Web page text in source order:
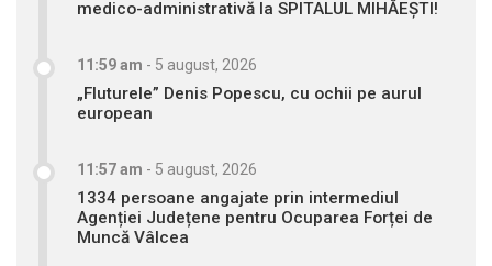
medico-administrativă la SPITALUL MIHĂEȘTI!
11:59 am - 5 august, 2026
„Fluturele” Denis Popescu, cu ochii pe aurul
european
11:57 am - 5 august, 2026
1334 persoane angajate prin intermediul
Agenției Județene pentru Ocuparea Forței de
Muncă Vâlcea